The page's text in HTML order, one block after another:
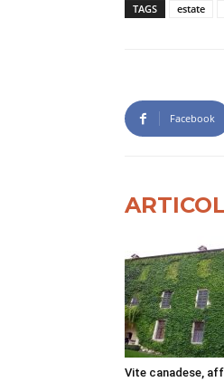
TAGS estate
Facebook
Vite canadese,